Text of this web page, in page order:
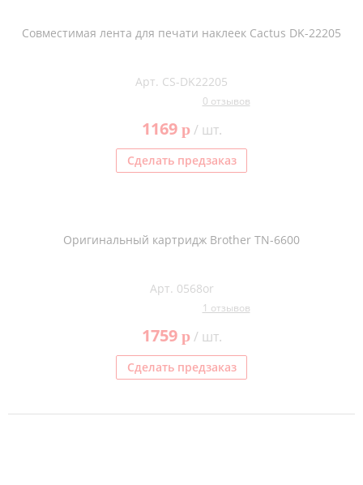
Совместимая лента для печати наклеек Cactus DK-22205
Арт. CS-DK22205
0 отзывов
1169 p/ шт.
Сделать предзаказ
Оригинальный картридж Brother TN-6600
Арт. 0568or
1 отзывов
1759 p/ шт.
Сделать предзаказ